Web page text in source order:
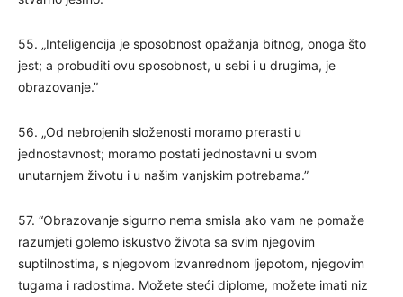
55. „Inteligencija je sposobnost opažanja bitnog, onoga što
jest; a probuditi ovu sposobnost, u sebi i u drugima, je
obrazovanje.”
56. „Od nebrojenih složenosti moramo prerasti u
jednostavnost; moramo postati jednostavni u svom
unutarnjem životu i u našim vanjskim potrebama.”
57. “Obrazovanje sigurno nema smisla ako vam ne pomaže
razumjeti golemo iskustvo života sa svim njegovim
suptilnostima, s njegovom izvanrednom ljepotom, njegovim
tugama i radostima. Možete steći diplome, možete imati niz